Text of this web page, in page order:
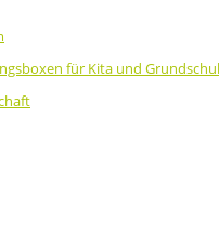
für Kita und